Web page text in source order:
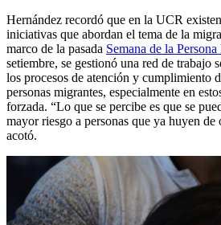
Hernández recordó que en la UCR
iniciativas que abordan el tema de la
marco de la pasada Semana de la
setiembre, se gestionó una red de trabajo
los procesos de atención y cumplimiento
personas migrantes, especialmente en
forzada. “Lo que se percibe es que se
mayor riesgo a personas que ya huyen de
acotó.